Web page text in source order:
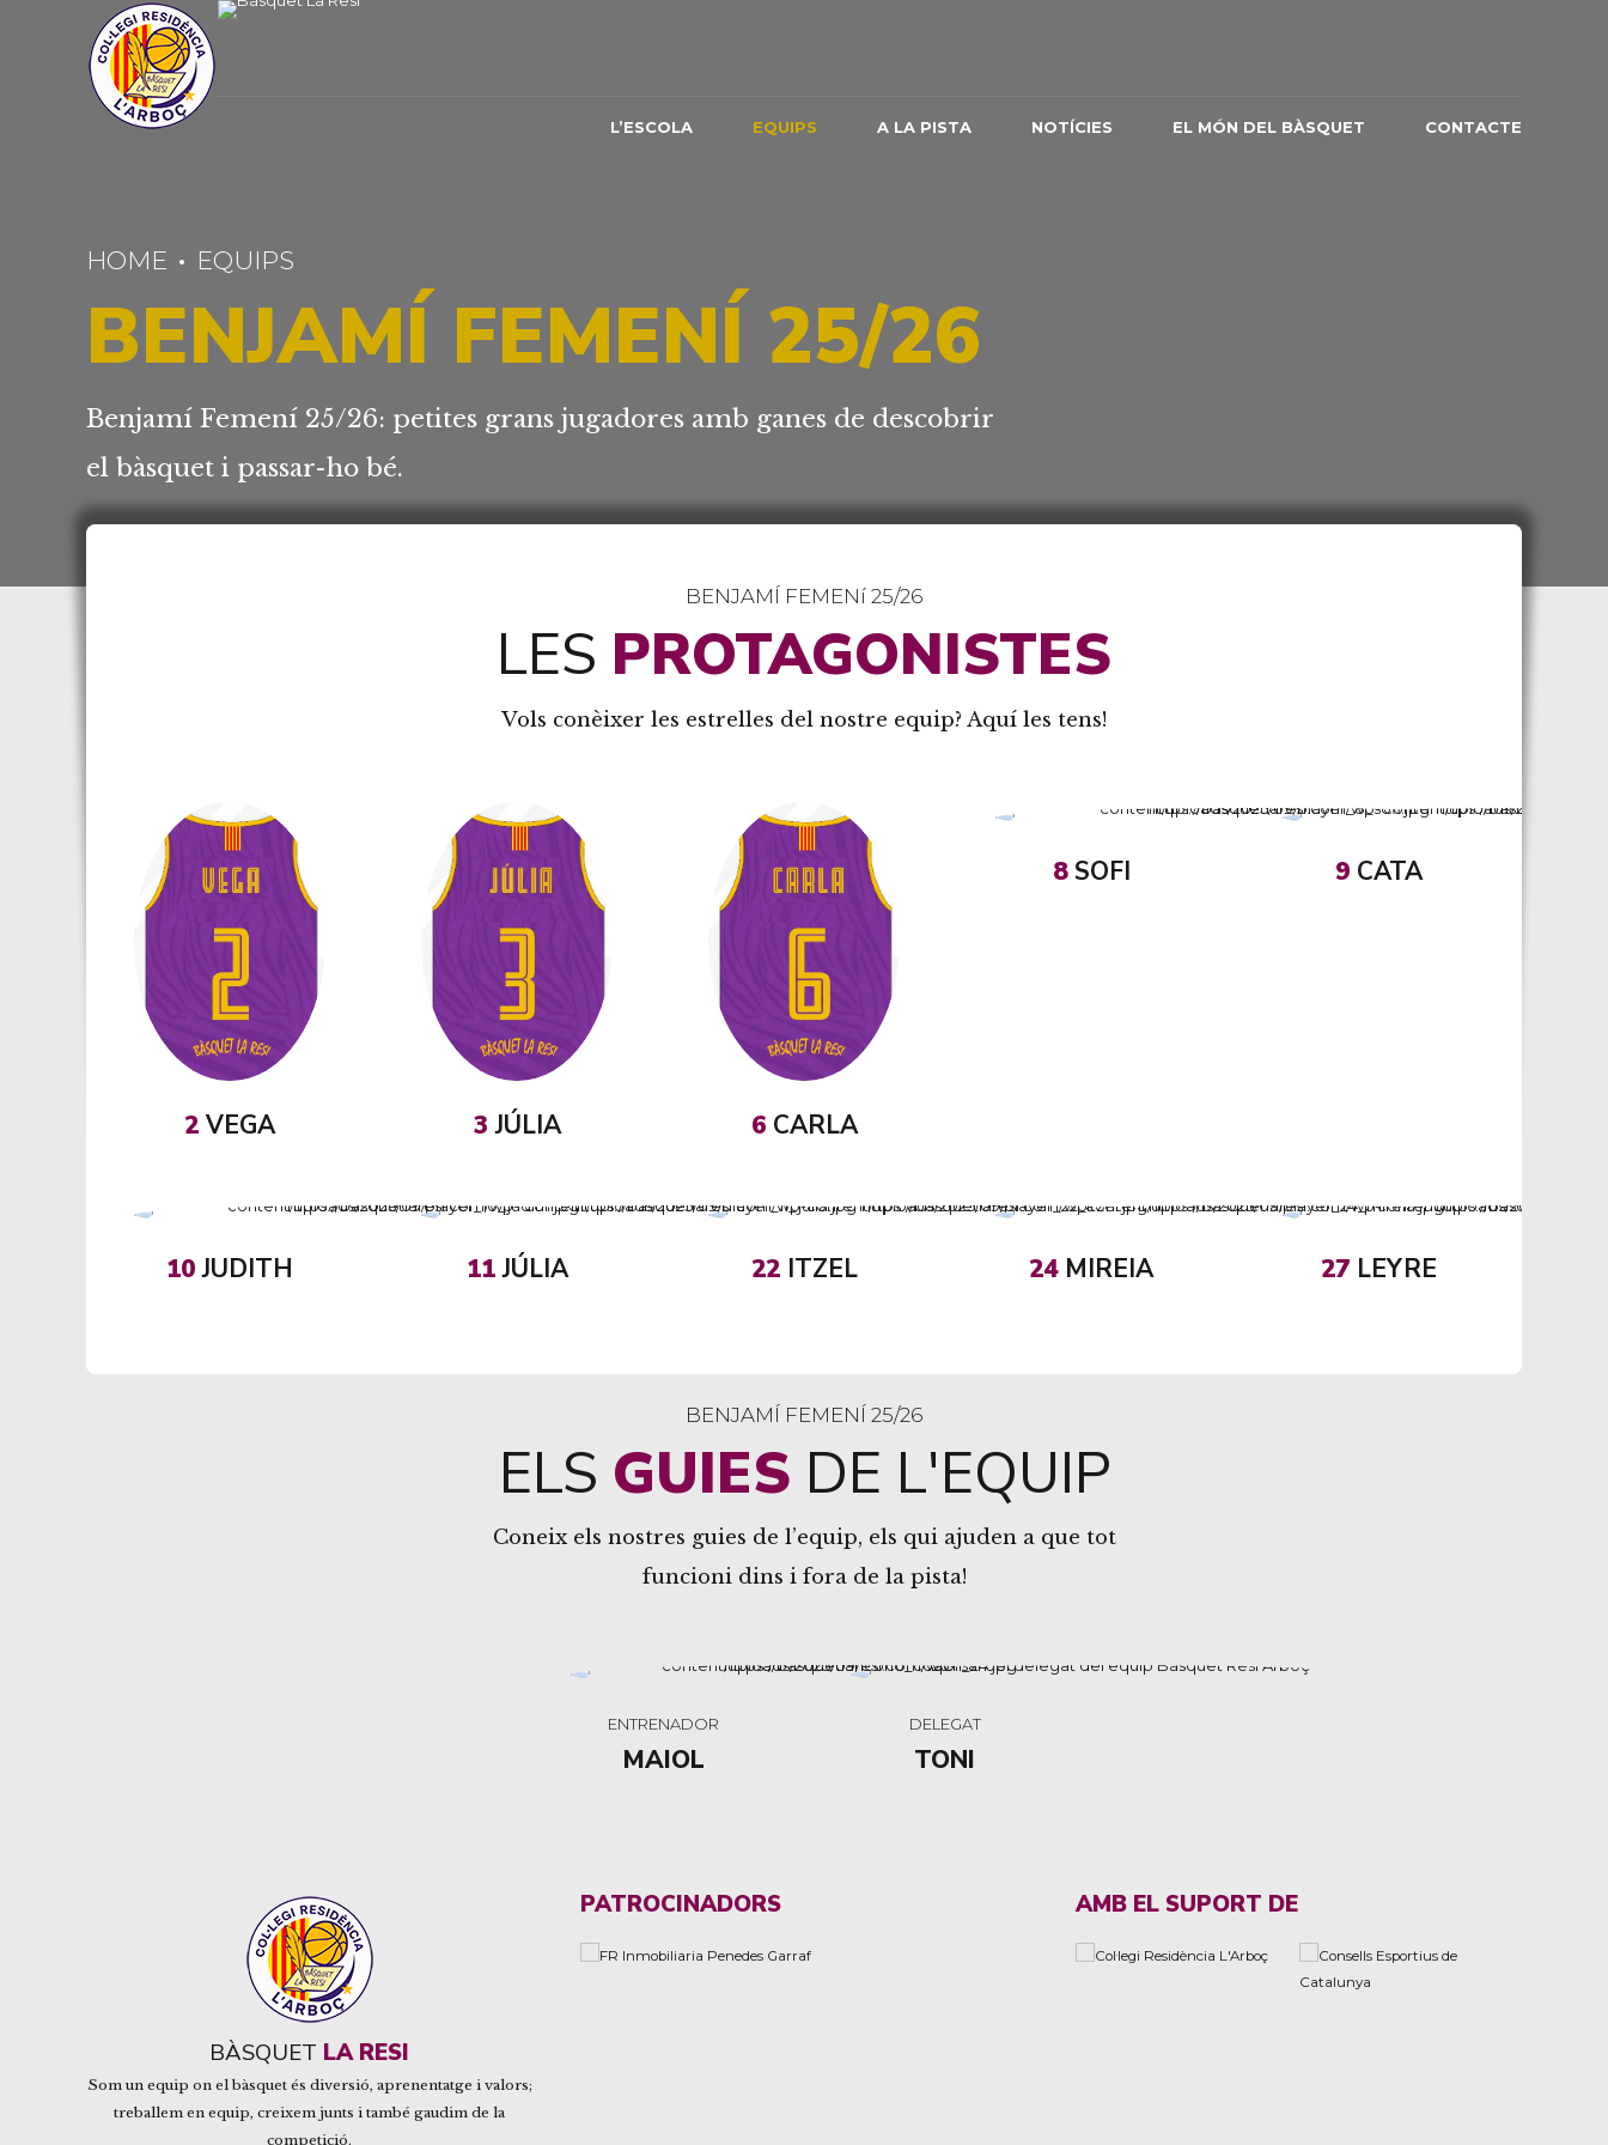
L’ESCOLA EQUIPS A LA PISTA NOTÍCIES EL MÓN DEL BÀSQUET CONTACTE
HOME EQUIPS
BENJAMÍ FEMENÍ 25/26
Benjamí Femení 25/26: petites grans jugadores amb ganes de descobrir
el bàsquet i passar-ho bé.
BENJAMÍ FEMENí 25/26
LES PROTAGONISTES
Vols conèixer les estrelles del nostre equip? Aquí les tens!
2 VEGA 3 JÚLIA 6CARLA
8SOFI 9CATA
10JUDITH 11JÚLIA 22ITZEL 24MIREIA 27LEYRE
BENJAMÍ FEMENÍ 25/26
ELS GUIES DE L'EQUIP
Coneix els nostres guies de l’equip, els qui ajuden a que tot
funcioni dins i fora de la pista!
ENTRENADOR
MAIOL
DELEGAT
TONI
BÀSQUET LA RESI
Som un equip on el bàsquet és diversió, aprenentatge i valors;
treballem en equip, creixem junts i també gaudim de la
competició.
PATROCINADORS AMB EL SUPORT DE